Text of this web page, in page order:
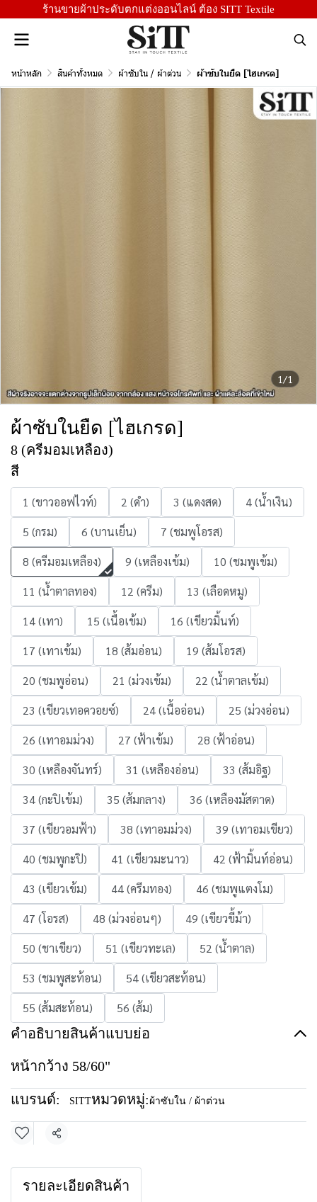
ร้านขายผ้าประดับตกแต่งออนไลน์ ต้อง SITT Textile
หน้าหลัก สินค้าทั้งหมด ผ้าซับใน / ผ้าต่วน ผ้าซับในยืด [ไฮเกรด]
1/1
ผ้าซับในยืด [ไฮเกรด]
8 (ครีมอมเหลือง)
สี
1 (ขาวออฟไวท์) 2 (ดำ) 3 (แดงสด)
4 (น้ำเงิน)
5 (กรม)
6 (บานเย็น)
7 (ชมพูโอรส)
8 (ครีมอมเหลือง)
9 (เหลืองเข้ม)
10 (ชมพูเข้ม)
11 (น้ำตาลทอง)
12 (ครีม)
13 (เลือดหมู)
14 (เทา)
15 (เนื้อเข้ม)
16 (เขียวมิ้นท์)
17 (เทาเข้ม)
18 (ส้มอ่อน)
19 (ส้มโอรส)
20 (ชมพูอ่อน)
21 (ม่วงเข้ม)
22 (น้ำตาลเข้ม)
23 (เขียวเทอควอยซ์)
24 (เนื้ออ่อน)
25 (ม่วงอ่อน)
26 (เทาอมม่วง)
27 (ฟ้าเข้ม)
28 (ฟ้าอ่อน)
30 (เหลืองจันทร์)
31 (เหลืองอ่อน)
33 (ส้มอิฐ)
34 (กะปิเข้ม)
35 (ส้มกลาง)
36 (เหลืองมัสตาด)
37 (เขียวอมฟ้า)
38 (เทาอมม่วง)
39 (เทาอมเขียว)
40 (ชมพูกะปิ)
41 (เขียวมะนาว)
42 (ฟ้ามิ้นท์อ่อน)
43 (เขียวเข้ม)
44 (ครีมทอง)
46 (ชมพูแตงโม)
47 (โอรส)
48 (ม่วงอ่อนๆ)
49 (เขียวขี้ม้า)
50 (ชาเขียว)
51 (เขียวทะเล)
52 (น้ำตาล)
53 (ชมพูสะท้อน)
54 (เขียวสะท้อน)
55 (ส้มสะท้อน)
56 (ส้ม)
คำอธิบายสินค้าแบบย่อ
หน้ากว้าง 58/60"
แบรนด์: SITTหมวดหมู่: ผ้าซับใน / ผ้าต่วน
แชร์
รายละเอียดสินค้า